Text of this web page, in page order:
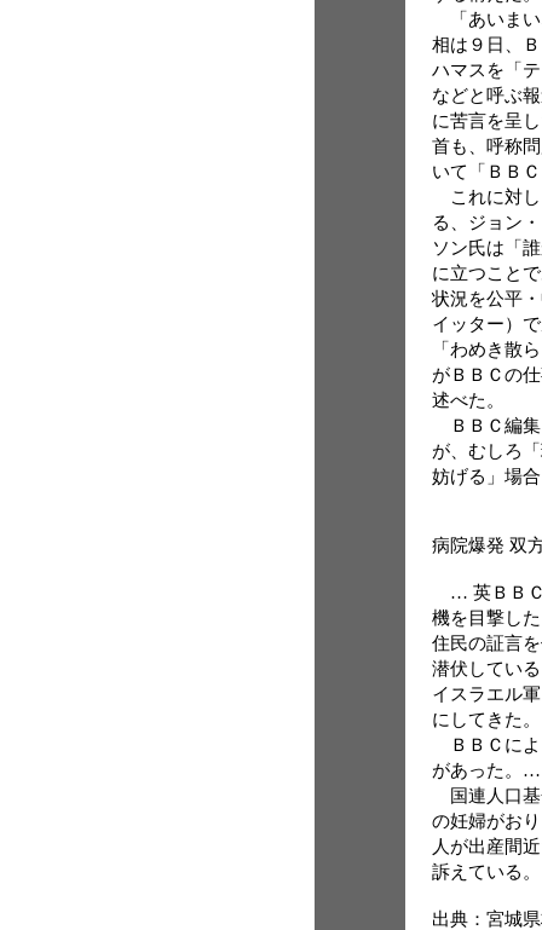
「あいまい
相は９日、
ハマスを「
などと呼ぶ
に苦言を呈
首も、呼称
いて「ＢＢ
これに対し
る、ジョン
ソン氏は「
に立つこと
状況を公平
イッター）
「わめき散
がＢＢＣの
述べた。
ＢＢＣ編集
が、むしろ
妨げる」場
病院爆発 双
… 英ＢＢＣ
機を目撃し
住民の証言
潜伏してい
イスラエル
にしてきた。
ＢＢＣによ
があった。…
国連人口基
の妊婦がお
人が出産間
訴えている。
出典：宮城